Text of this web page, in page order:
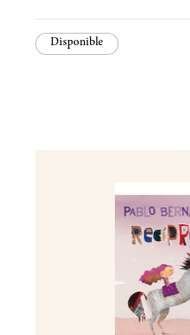
Disponible